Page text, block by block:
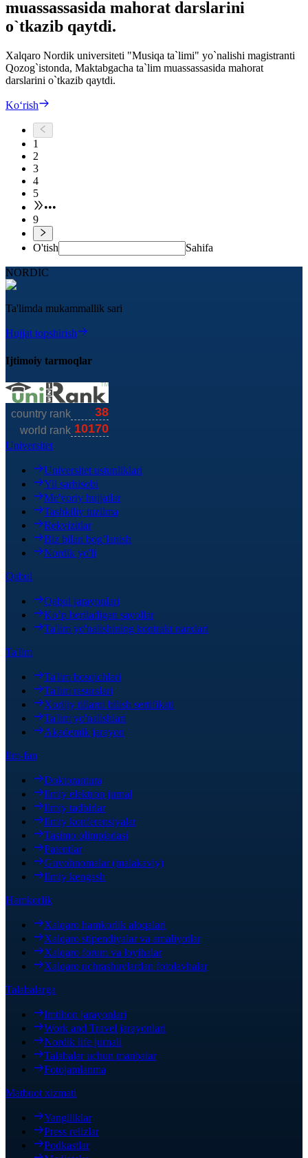
muassassasida mahorat darslarini
o`tkazib qaytdi.
Xalqaro Nordik universiteti "Musiqa ta`limi" yo`nalishi magistranti
Qozog`istonda, Maktabgacha ta`lim muassassasida mahorat
darslarini o`tkazib qaytdi.
Ko‘rish
1
2
3
4
5
•••
9
O'tish Sahifa
NORDIC
Ta'limda mukammallik sari
Hujjat topshirish
Ijtimoiy tarmoqlar
Universitet
Universitet ustunliklari
Yil sarhisobi
Me'yoriy hujjatlar
Tashkiliy tuzilma
Rekvizitlar
Biz bilan bog’lanish
Nordik yo'li
Qabul
Qabul jarayonlari
Ko’p beriladigan savollar
Ta'lim yo'nalishining kontrakt narxlari
Ta'lim
Ta'lim bosqichlari
Ta'lim resurslari
Xorijiy tillarni bilish sertifikati
Ta'lim yo'nalishlari
Akademik jarayon
Ilm-fan
Doktorantura
Ilmiy elektron jurnal
Ilmiy tadbirlar
Ilmiy konferensiyalar
Tasimo olimpiadasi
Patentlar
Guvohnomalar (malakaviy)
Ilmiy kengash
Hamkorlik
Xalqaro hamkorlik aloqalari
Xalqaro stipendiyalar va amaliyotlar
Xalqaro forum va loyihalar
Xalqaro uchrashuvlardan fotolavhalar
Talabalarga
Imtihon jarayonlari
Work and Travel jarayonlari
Nordik life jurnali
Talabalar uchun manbalar
Fotojamlanma
Matbuot xizmati
Yangiliklar
Press relizlar
Podkastlar